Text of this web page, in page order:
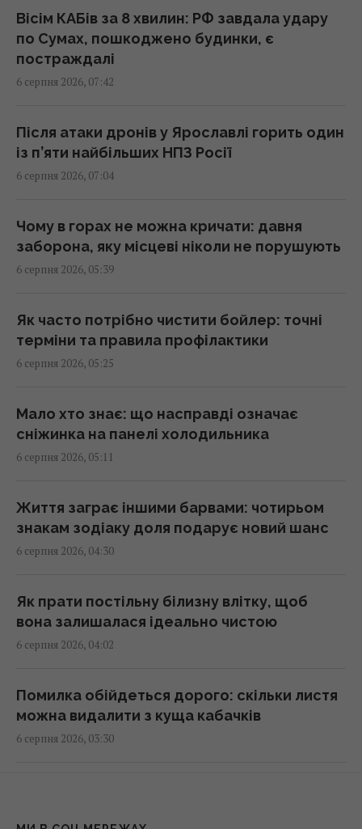
Що таке свято Преображення Господнє:
українські традиції та 5 суворих заборон
07:30 четвер, 06 серпня 2026
із найбільших російських НПЗ (відео)
Терези - вдача, Тельцям - швидкі рішення
07:20 четвер, 06 серпня 2026
сповільнитися, Скорпіонам –
перенапруження
07:10 четвер, 06 серпня 2026
Магнітні бурі 6–8 серпня: коли очікувати
нового удару (графік)
07:10 четвер, 06 серпня 2026
Яблучний Спас в Україні 2026: що можна
робити, які існують заборони та народні
прикмети
Перевірено поколіннями: 6 садових порад,
які досі залишаються актуальними
Розвідка США допомогла Україні
переломити хід війни, – Politico
Вісім КАБів за 8 хвилин: РФ завдала удару
по Сумах, пошкоджено будинки, є
постраждалі
6 серпня 2026, 07:42
Після атаки дронів у Ярославлі горить один
із п’яти найбільших НПЗ Росії
6 серпня 2026, 07:04
Чому в горах не можна кричати: давня
заборона, яку місцеві ніколи не порушують
6 серпня 2026, 05:39
Як часто потрібно чистити бойлер: точні
терміни та правила профілактики
6 серпня 2026, 05:25
Мало хто знає: що насправді означає
сніжинка на панелі холодильника
6 серпня 2026, 05:11
Життя заграє іншими барвами: чотирьом
знакам зодіаку доля подарує новий шанс
6 серпня 2026, 04:30
Як прати постільну білизну влітку, щоб
вона залишалася ідеально чистою
6 серпня 2026, 04:02
Помилка обійдеться дорого: скільки листя
можна видалити з куща кабачків
6 серпня 2026, 03:30